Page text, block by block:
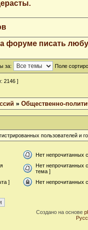
форуме писать
за: Поле
2146 ]
» Общественно-
пользователей и
Нет непрочитанных
Нет непрочитанных
тема ]
]
Нет непрочитанных
Создано на основе